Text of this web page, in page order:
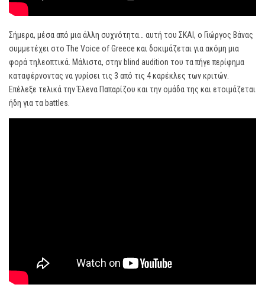
Σήμερα, μέσα από μια άλλη συχνότητα… αυτή του ΣΚΑΙ, ο Γιώργος Βάνας
συμμετέχει στο The Voice of Greece και δοκιμάζεται για ακόμη μια
φορά τηλεοπτικά. Μάλιστα, στην blind audition του τα πήγε περίφημα
καταφέρνοντας να γυρίσει τις 3 από τις 4 καρέκλες των κριτών.
Επέλεξε τελικά την Έλενα Παπαρίζου και την ομάδα της και ετοιμάζεται
ήδη για τα battles.